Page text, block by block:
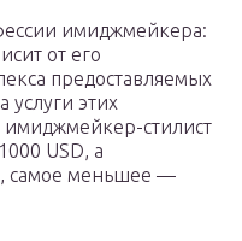
имиджмейкера:
от его
предоставляемых
услуги этих
имиджмейкер-стилист
USD, а
самое меньшее —